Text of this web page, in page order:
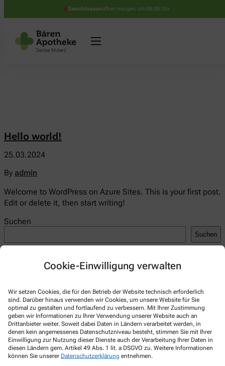
Cookie-Einwilligung verwalten
Wir setzen Cookies, die für den Betrieb der Website technisch erforderlich
sind. Darüber hinaus verwenden wir Cookies, um unsere Website für Sie
optimal zu gestalten und fortlaufend zu verbessern. Mit Ihrer Zustimmung
geben wir Informationen zu Ihrer Verwendung unserer Website auch an
Drittanbieter weiter. Soweit dabei Daten in Ländern verarbeitet werden, in
denen kein angemessenes Datenschutzniveau besteht, stimmen Sie mit Ihrer
Einwilligung zur Nutzung dieser Dienste auch der Verarbeitung Ihrer Daten in
diesen Ländern gem. Artikel 49 Abs. 1 lit. a DSGVO zu. Weitere Informationen
können Sie unserer Datenschutzerklärung entnehmen.
Geschlossenöffnet morgen um 08:00 Uhr
Hello world!
25.03.2024
By admin
Welcome to WordPress on Azure Sites. This is your first post.
Edit or delete it, then start writing!
Suchen
Suchen
Recent Comments
A WordPress CommenterzuHello world!
Kontakt